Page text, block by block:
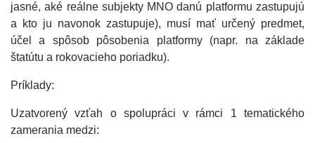
jasné, aké reálne subjekty MNO danú platformu zastupujú
a kto ju navonok zastupuje), musí mať určený predmet,
účel a spôsob pôsobenia platformy (napr. na základe
štatútu a rokovacieho poriadku).
Príklady:
Uzatvorený vzťah o spolupráci v rámci 1 tematického
zamerania medzi: